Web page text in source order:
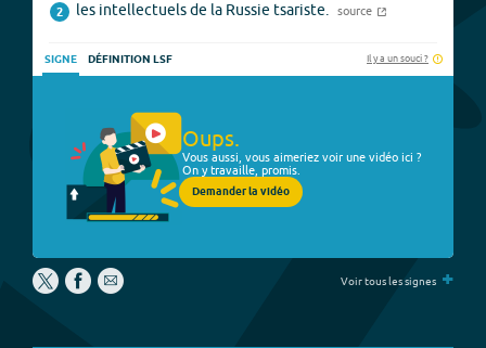
2 les intellectuels de la Russie tsariste. source
SIGNE DÉFINITION LSF Il y a un souci ?
Oups.
Vous aussi, vous aimeriez voir une vidéo ici ?
On y travaille, promis.
Demander la vidéo
Voir tous les signes +